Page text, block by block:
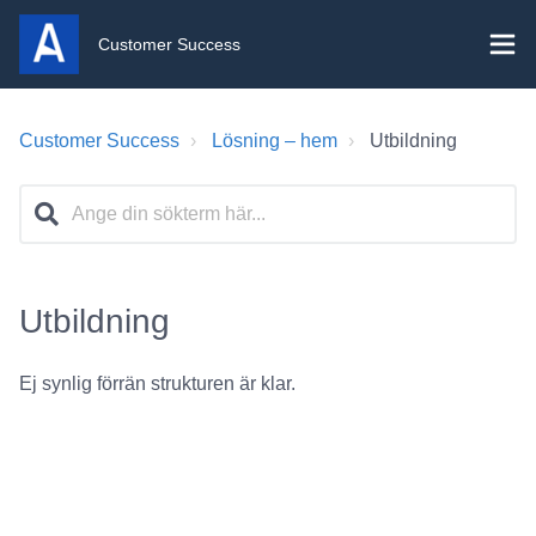
Customer Success
Customer Success Lösning – hem Utbildning
Utbildning
Ej synlig förrän strukturen är klar.